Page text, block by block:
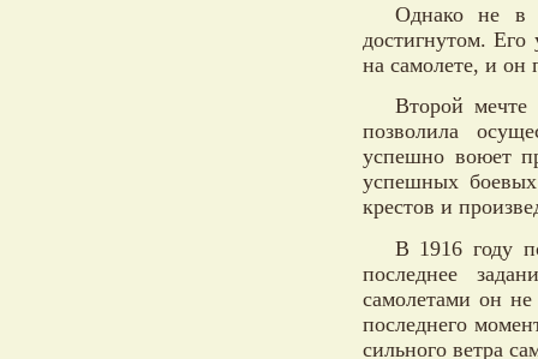
Однако не в
достигнутом. Его
на самолете, и он
Второй мечте
позволила
успешно воюет
успешных боевых
крестов и
В 1916 году
последнее
самолетами он не
последнего
сильного ветра